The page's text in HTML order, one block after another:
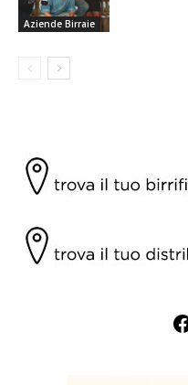
Aziende Birraie
Facebook